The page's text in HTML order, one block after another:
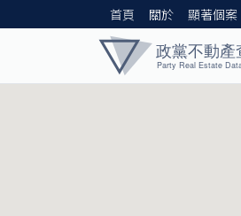
首頁 關於 顯著個案